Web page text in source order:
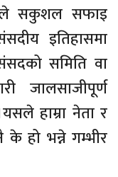
सकुशल सफाइ
इतिहासमा
समिति वा
जालसाजीपूर्ण
हाम्रा नेता र
के हो भन्ने गम्भीर